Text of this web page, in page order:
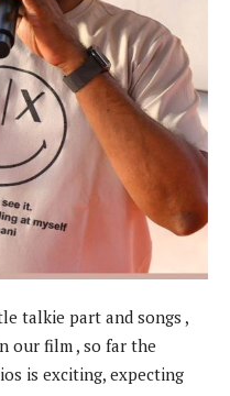
talkie part and songs ,
our film , so far the
is exciting, expecting